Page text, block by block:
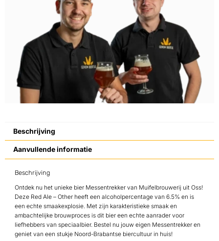
Beschrijving
Aanvullende informatie
Beschrijving
Ontdek nu het unieke bier Messentrekker van Muifelbrouwerij uit Oss!
Deze Red Ale – Other heeft een alcoholpercentage van 6.5% en is
een echte smaakexplosie. Met zijn karakteristieke smaak en
ambachtelijke brouwproces is dit bier een echte aanrader voor
liefhebbers van speciaalbier. Bestel nu jouw eigen Messentrekker en
geniet van een stukje Noord-Brabantse biercultuur in huis!